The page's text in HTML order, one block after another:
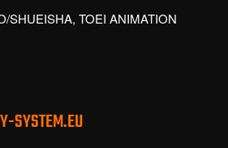
SHUEISHA, TOEI ANIMATION
SYSTEM.EU